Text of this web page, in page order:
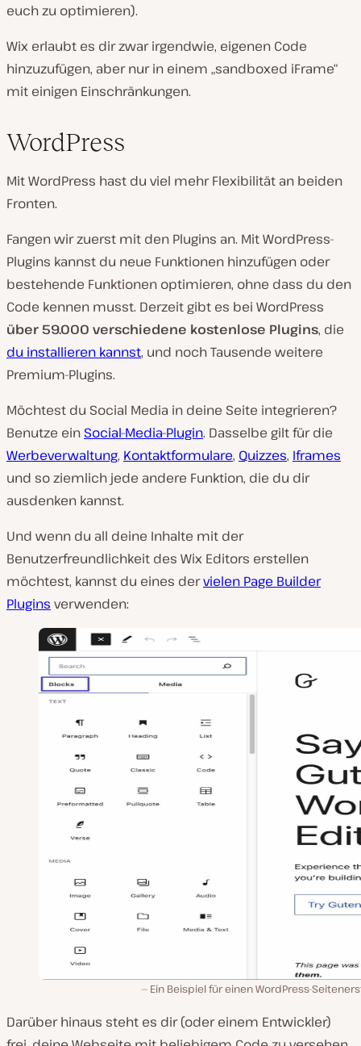
euch zu optimieren).
Wix erlaubt es dirzwar irgendwie, eigenen Code
hinzuzufügen, aber nur in einem „sandboxed iFrame“
mit einigen Einschränkungen.
WordPress
Mit WordPress hast du viel mehr Flexibilität an beiden
Fronten.
Fangen wir zuerst mit den Plugins an. Mit WordPress-
Plugins kannst du neue Funktionen hinzufügen oder
bestehende Funktionen optimieren, ohne dass du den
Code kennen musst. Derzeit gibt es bei WordPress
über 59.000 verschiedene kostenlose Plugins, die
du installieren kannst, und noch Tausende weitere
Premium-Plugins.
Möchtest du Social Media in deine Seite integrieren?
Benutze ein Social-Media-Plugin. Dasselbe gilt für die
Werbeverwaltung, Kontaktformulare, Quizzes, Iframes
und so ziemlich jede andere Funktion, die du dir
ausdenken kannst.
Und wenn du all deine Inhalte mit der
Benutzerfreundlichkeit des Wix Editors erstellen
möchtest, kannst du eines dervielen Page Builder
Plugins verwenden:
Ein Beispiel für einen WordPress-
Darüber hinaus steht es dir (oder einem Entwickler)